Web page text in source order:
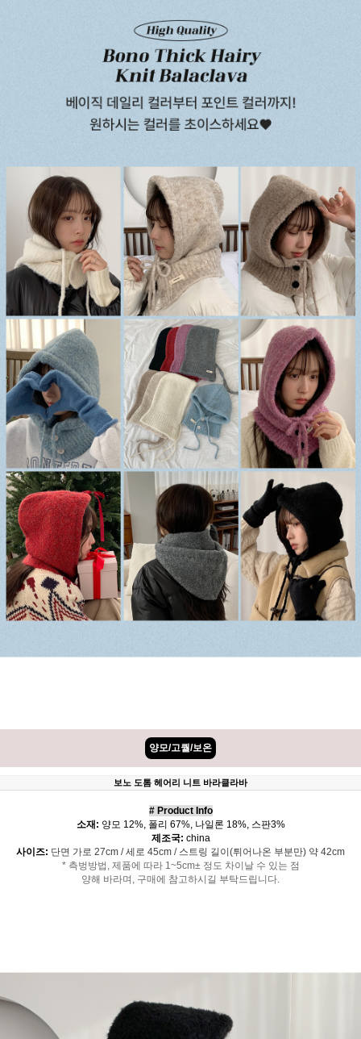
양모/고퀄/보온
보노 도톰 헤어리 니트 바라클라바
# Product Info
소재: 양모 12%, 폴리 67%, 나일론 18%, 스판3%
제조국: china
사이즈: 단면 가로 27cm / 세로 45cm / 스트링 길이(튀어나온 부분만) 약 42cm
* 측벙방법, 제품에 따라 1~5cm± 정도 차이날 수 있는 점
양해 바라며, 구매에 참고하시길 부탁드립니다.